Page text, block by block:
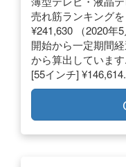
売れ筋ランキング
¥241,630 （2020年
開始から一定期間
から算出していま
[55インチ] ¥146,614.